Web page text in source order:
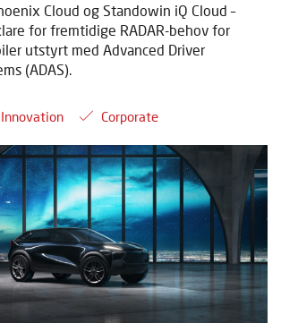
Cloud og Standowin iQ Cloud –
for fremtidige RADAR-behov for
utstyrt med Advanced Driver
(ADAS).
Innovation Corporate